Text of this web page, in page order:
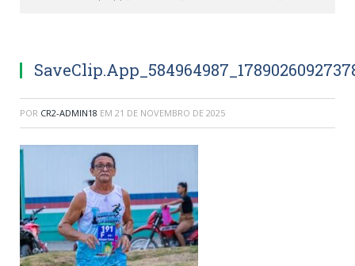
POR CR2-ADMIN18 EM 21 DE NOVEMBRO DE 2025